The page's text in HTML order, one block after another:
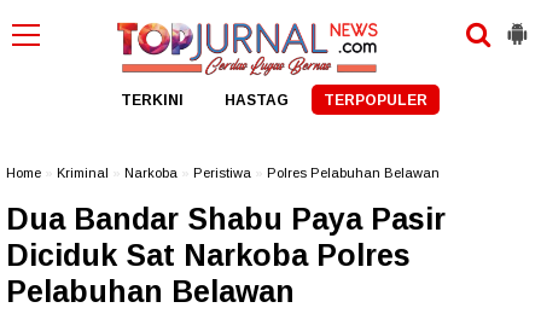
TERKINI HASTAG TERPOPULER
Home Kriminal Narkoba Peristiwa Polres Pelabuhan Belawan
Dua Bandar Shabu Paya Pasir
Diciduk Sat Narkoba Polres
Pelabuhan Belawan